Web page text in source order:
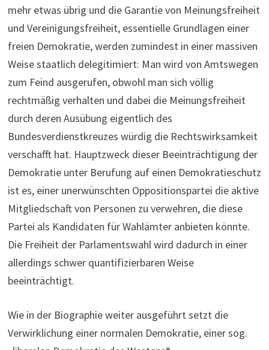
mehr etwas übrig und die Garantie von Meinungsfreiheit
und Vereinigungsfreiheit, essentielle Grundlagen einer
freien Demokratie, werden zumindest in einer massiven
Weise staatlich delegitimiert: Man wird von Amtswegen
zum Feind ausgerufen, obwohl man sich völlig
rechtmäßig verhalten und dabei die Meinungsfreiheit
durch deren Ausübung eigentlich des
Bundesverdienstkreuzes würdig die Rechtswirksamkeit
verschafft hat. Hauptzweck dieser Beeinträchtigung der
Demokratie unter Berufung auf einen Demokratieschutz
ist es, einer unerwünschten Oppositionspartei die aktive
Mitgliedschaft von Personen zu verwehren, die diese
Partei als Kandidaten für Wahlämter anbieten könnte.
Die Freiheit der Parlamentswahl wird dadurch in einer
allerdings schwer quantifizierbaren Weise
beeinträchtigt.
Wie in der Biographie weiter ausgeführt setzt die
Verwirklichung einer normalen Demokratie, einer sog.